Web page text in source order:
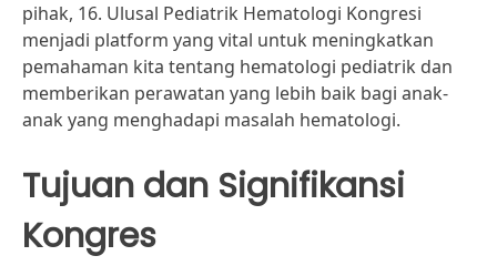
pihak, 16. Ulusal Pediatrik Hematologi Kongresi
menjadi platform yang vital untuk meningkatkan
pemahaman kita tentang hematologi pediatrik dan
memberikan perawatan yang lebih baik bagi anak-
anak yang menghadapi masalah hematologi.
Tujuan dan Signifikansi
Kongres